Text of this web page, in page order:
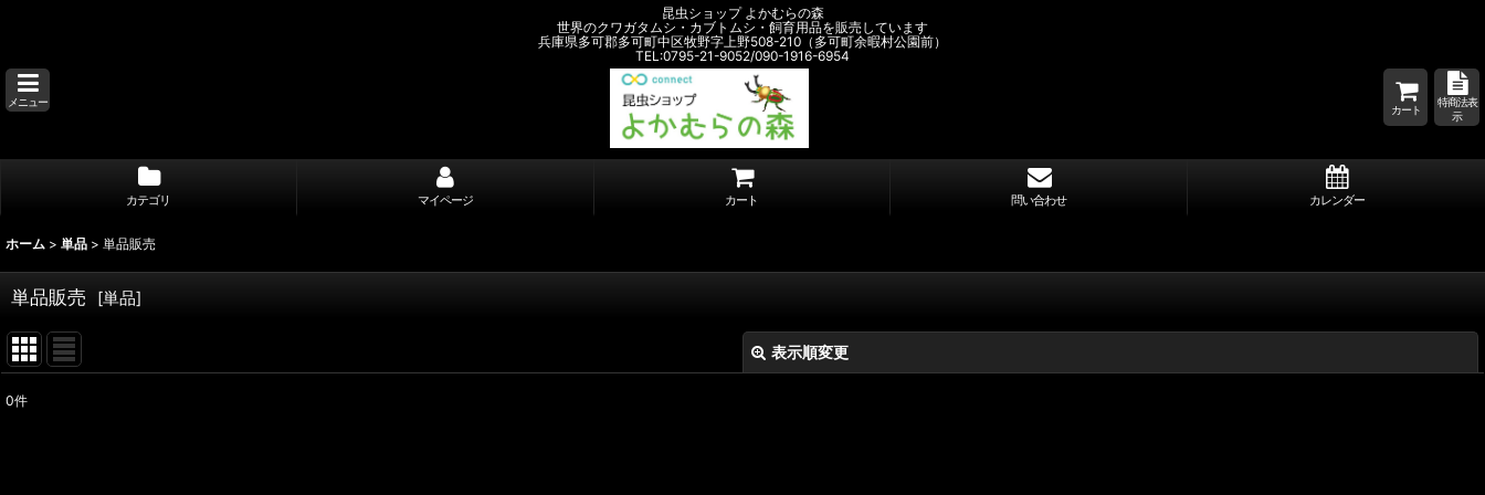
昆虫ショップ よかむらの森
世界のクワガタムシ・カブトムシ・飼育用品を販売しています
兵庫県多可郡多可町中区牧野字上野508-210（多可町余暇村公園前）
TEL:0795-21-9052/090-1916-6954
メニュー
カート
特商法表
示
カテゴリ マイページ カート 問い合わせ カレンダー
ホーム > 単品 > 単品販売
単品販売 [単品]
表示順変更
0件